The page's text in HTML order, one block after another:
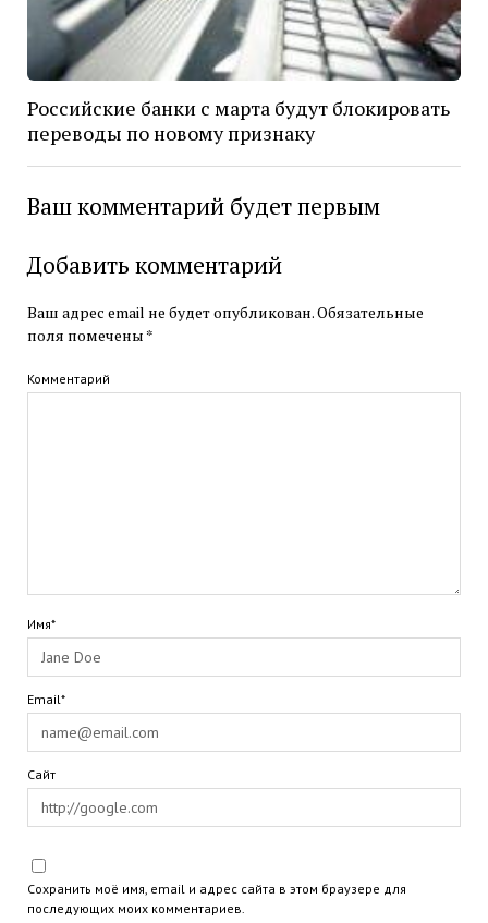
Российские банки с марта будут блокировать
переводы по новому признаку
Ваш комментарий будет первым
Добавить комментарий
Ваш адрес email не будет опубликован.Обязательные
поля помечены *
Комментарий
Имя*
Email*
Сайт
Сохранить моё имя, email и адрес сайта в этом браузере для
последующих моих комментариев.